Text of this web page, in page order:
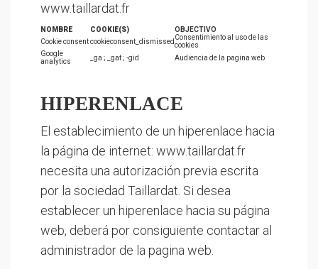
www.taillardat.fr
NOMBRE COOKIE(S)
OBJECTIVO
Cookie consent cookieconsent_dismissed
Consentimiento al uso de las
cookies
Google
analytics
_ga ; _gat ; -gid Audiencia de la pagina web
HIPERENLACE
El establecimiento de un hiperenlace hacia
la página de internet: www.taillardat.fr
necesita una autorización previa escrita
por la sociedad Taillardat. Si desea
establecer un hiperenlace hacia su página
web, deberá por consiguiente contactar al
administrador de la pagina web.